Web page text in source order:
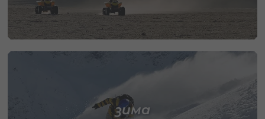
зима